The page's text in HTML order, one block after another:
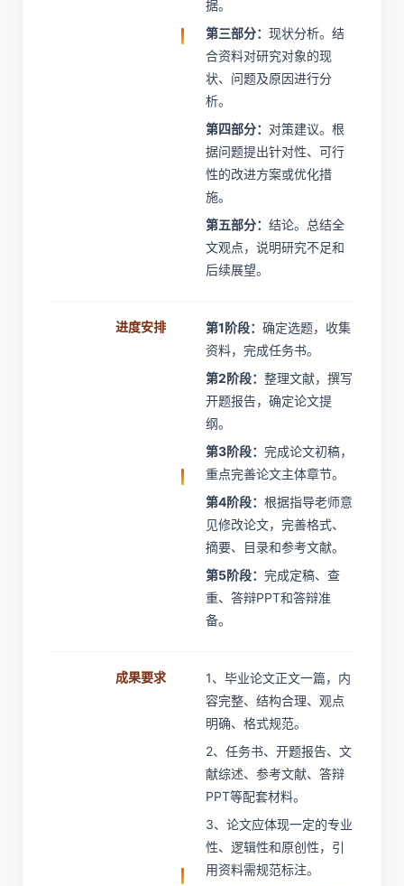
据。
第三部分： 现状分析。结
合资料对研究对象的现
状、问题及原因进行分
析。
第四部分： 对策建议。根
据问题提出针对性、可行
性的改进方案或优化措
施。
第五部分： 结论。总结全
文观点，说明研究不足和
后续展望。
进度安排 第1阶段： 确定选题，收集
资料，完成任务书。
第2阶段： 整理文献，撰写
开题报告，确定论文提
纲。
第3阶段： 完成论文初稿，
重点完善论文主体章节。
第4阶段： 根据指导老师意
见修改论文，完善格式、
摘要、目录和参考文献。
第5阶段： 完成定稿、查
重、答辩PPT和答辩准
备。
成果要求
1、毕业论文正文一篇，内
容完整、结构合理、观点
明确、格式规范。
2、任务书、开题报告、文
献综述、参考文献、答辩
PPT等配套材料。
3、论文应体现一定的专业
性、逻辑性和原创性，引
用资料需规范标注。